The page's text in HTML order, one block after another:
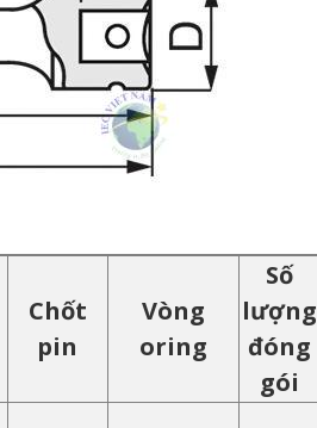
Chốt
pin
Vòng
oring
Số
lượng
đóng
gói